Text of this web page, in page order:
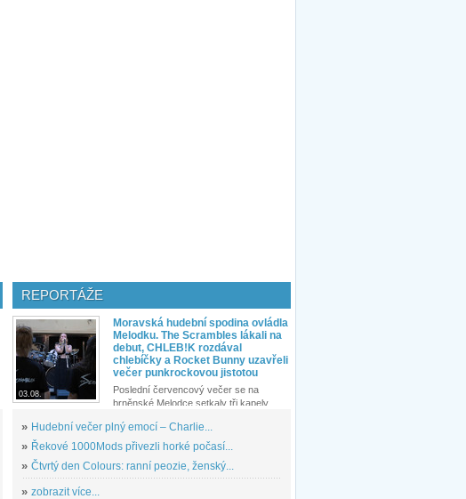
REPORTÁŽE
03.08.
Moravská hudební spodina ovládla
Melodku. The Scrambles lákali na
debut, CHLEB!K rozdával
chlebíčky a Rocket Bunny uzavřeli
večer punkrockovou jistotou
Poslední červencový večer se na
brněnské Melodce setkaly tři kapely...
» Hudební večer plný emocí – Charlie...
» Řekové 1000Mods přivezli horké počasí...
» Čtvrtý den Colours: ranní peozie, ženský...
» zobrazit více...